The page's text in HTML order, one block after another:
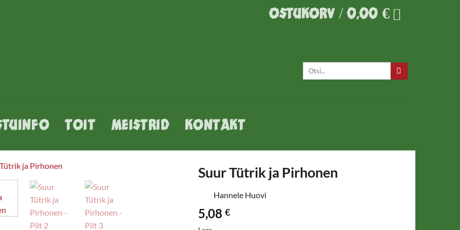
OSTUKORV /0,00 €
Otsi:
TOIT MEISTRID KONTAKT
Suur Tütrik ja Pirhonen
Hannele Huovi
5,08 €